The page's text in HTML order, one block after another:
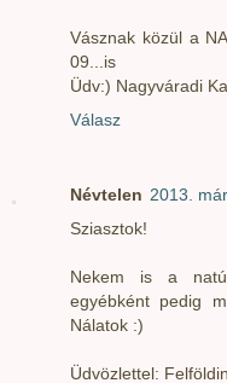
Vásznak közül a
09...is
Üdv:) Nagyváradi
Válasz
Névtelen 2013.
Sziasztok!
Nekem is a
egyébként pedig
Nálatok :)
Üdvözlettel: